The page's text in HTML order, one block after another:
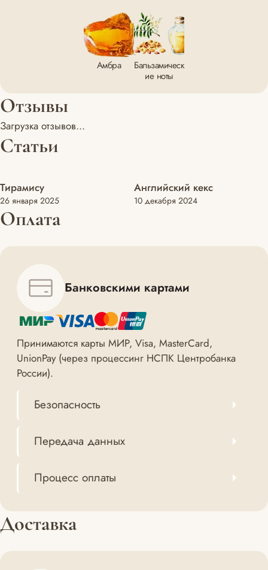
Амбра
Бальзамическ
ие ноты
Отзывы
Загрузка отзывов...
Статьи
Рецепты
Тирамису
26 января 2025
Рецепты
Английский кекс
10 декабря 2024
Оплата
Банковскими картами
Принимаются карты МИР, Visa, MasterCard,
UnionPay (через процессинг НСПК Центробанка
России).
Безопасность
Передача данных
Процесс оплаты
Доставка